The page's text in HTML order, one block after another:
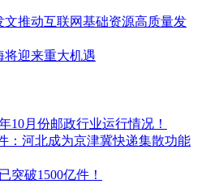
文推动互联网基础资源高质量发
将迎来重大机遇
10月份邮政行业运行情况！
：河北成为京津冀快递集散功能
突破1500亿件！